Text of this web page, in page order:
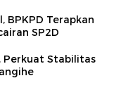
BPKPD Terapkan
SP2D
Perkuat Stabilitas